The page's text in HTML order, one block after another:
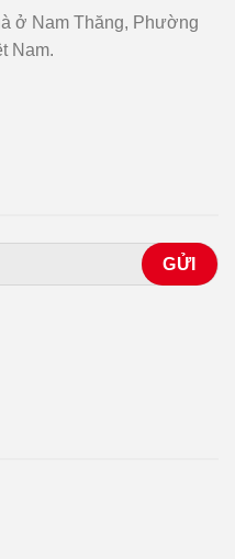
ở Nam Thăng, Phường
Nam.